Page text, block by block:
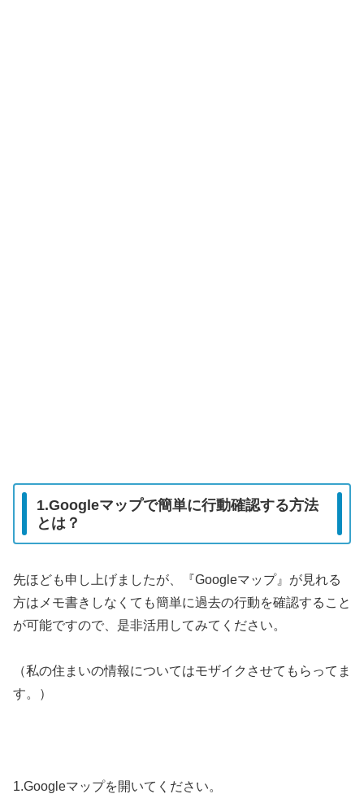
1.Googleマップで簡単に行動確認する方法
とは？
先ほども申し上げましたが、『Googleマップ』が見れる
方はメモ書きしなくても簡単に過去の行動を確認すること
が可能ですので、是非活用してみてください。
（私の住まいの情報についてはモザイクさせてもらってま
す。）
1.Googleマップを開いてください。